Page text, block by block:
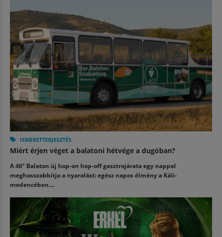
ISMERETTERJESZTÉS
Miért érjen véget a balatoni hétvége a dugóban?
A 46° Balaton új hop-on hop-off gasztrojárata egy nappal
meghosszabbítja a nyaralást: egész napos élmény a Káli-
medencében....